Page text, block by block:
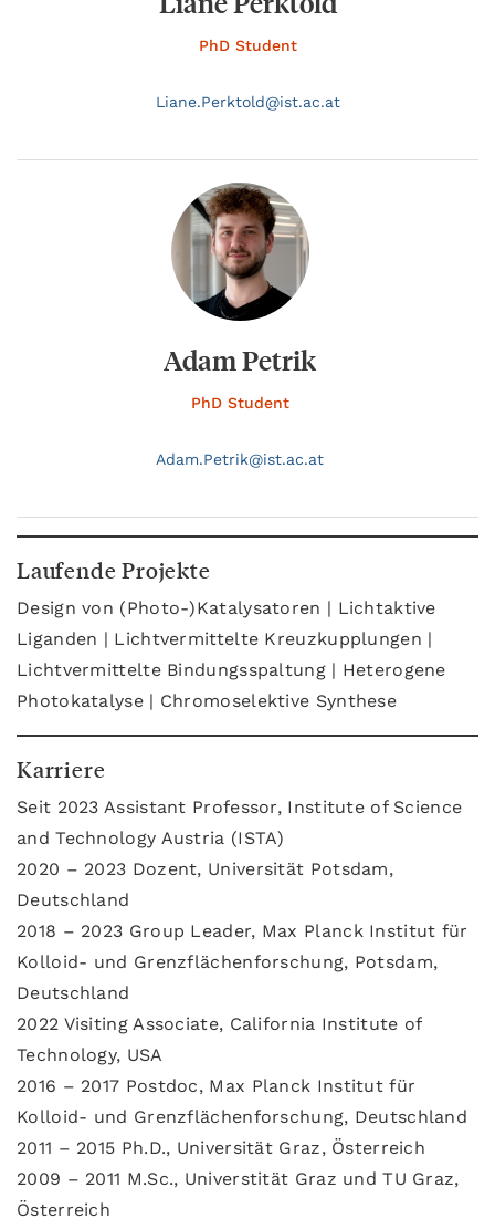
PhD Student
Liane.Perktold@ist.ac.at
Adam Petrik
PhD Student
Adam.Petrik@ist.ac.at
Laufende Projekte
Design von (Photo-)Katalysatoren | Lichtaktive
Liganden | Lichtvermittelte Kreuzkupplungen |
Lichtvermittelte Bindungsspaltung | Heterogene
Photokatalyse | Chromoselektive Synthese
Karriere
Seit 2023 Assistant Professor, Institute of Science
and Technology Austria (ISTA)
2020 – 2023 Dozent, Universität Potsdam,
Deutschland
2018 – 2023 Group Leader, Max Planck Institut für
Kolloid- und Grenzflächenforschung, Potsdam,
Deutschland
2022 Visiting Associate, California Institute of
Technology, USA
2016 – 2017 Postdoc, Max Planck Institut für
Kolloid- und Grenzflächenforschung, Deutschland
2011 – 2015 Ph.D., Universität Graz, Österreich
2009 – 2011 M.Sc., Universtität Graz und TU Graz,
Österreich